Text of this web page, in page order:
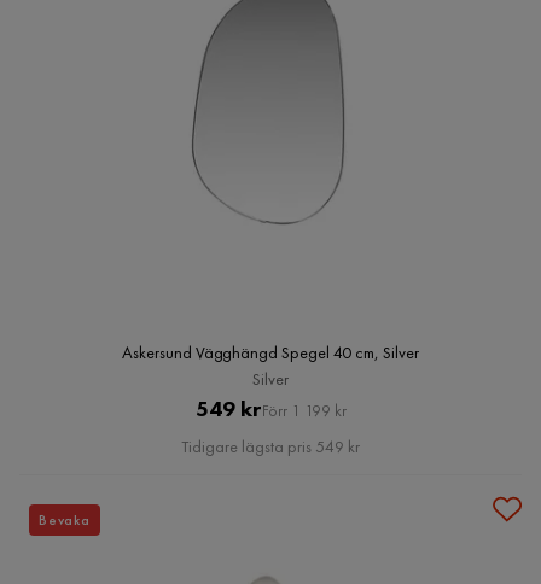
Askersund Vägghängd Spegel 40 cm, Silver
Silver
Pris
549 kr Original
Pris
Förr 1 199 kr
Tidigare lägsta pris 549 kr
Bevaka